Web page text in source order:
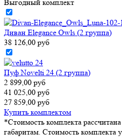
41 025,00 руб
27 859,00 руб
Купить комплектом
*Стоимость комплекта
Стоимость комплекта уточняйте у
Диван Elegance Owls в готовых
Другие товары из коллекции